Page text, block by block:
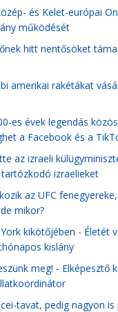
és Kelet-európai
működését
hitt nentősöket
amerikai rakétákat
es évek legendás
a Facebook és a
az izraeli
izraelieket
az UFC
mikor?
kikötőjében - Életét
kislány
meg! - Elképesztő
tavat, pedig nagyon